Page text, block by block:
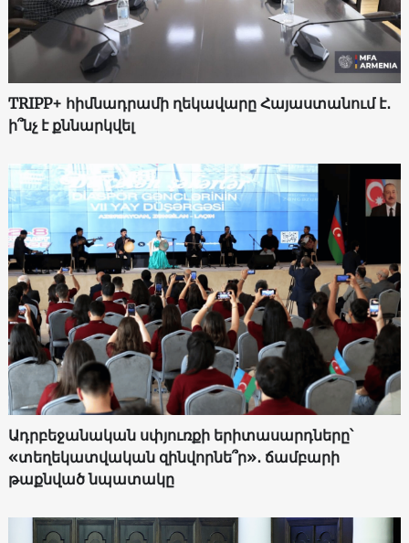
TRIPP+ հիմնադրամի ղեկավարը Հայաստանում է․
ի՞նչ է քննարկվել
Ադրբեջանական սփյուռքի երիտասարդները՝
«տեղեկատվական զինվորնե՞ր»․ ճամբարի
թաքնված նպատակը